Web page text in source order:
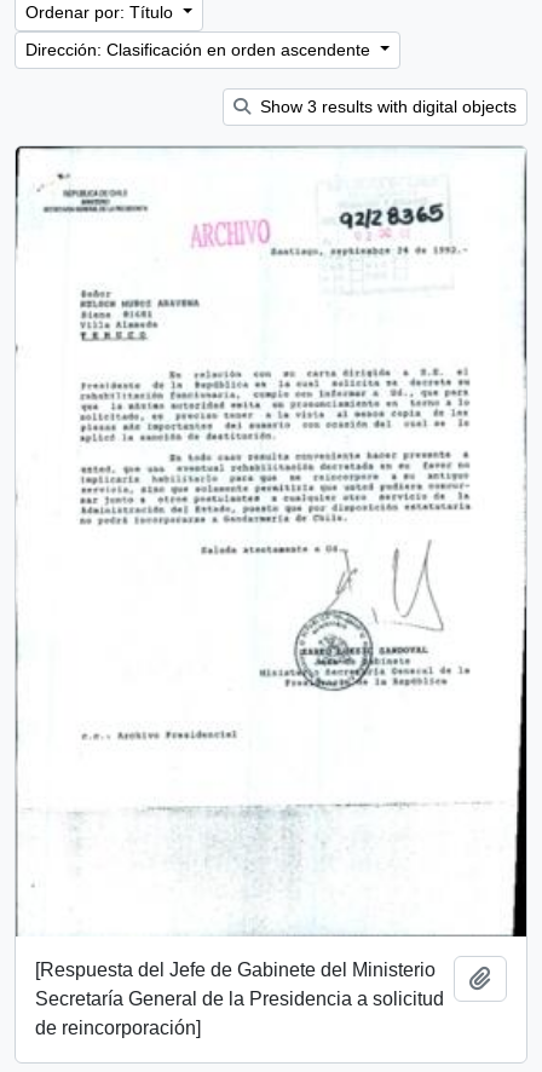
Ordenar por: Título
Dirección: Clasificación en orden ascendente
Show 3 results with digital objects
[Respuesta del Jefe de Gabinete del Ministerio
Secretaría General de la Presidencia a solicitud
de reincorporación]